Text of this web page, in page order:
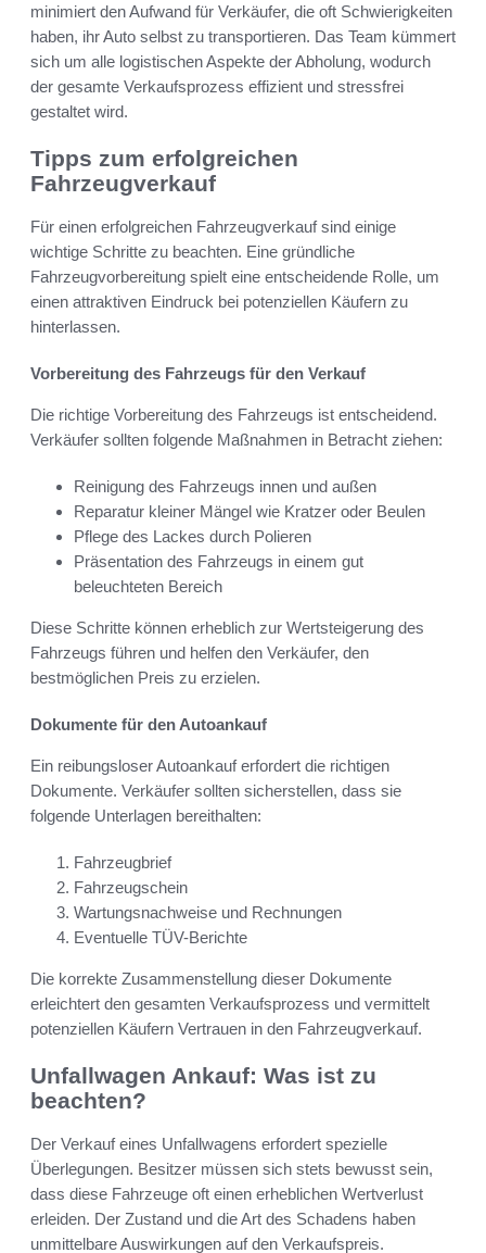
minimiert den Aufwand für Verkäufer, die oft Schwierigkeiten
haben, ihr Auto selbst zu transportieren. Das Team kümmert
sich um alle logistischen Aspekte der Abholung, wodurch
der gesamte Verkaufsprozess effizient und stressfrei
gestaltet wird.
Tipps zum erfolgreichen
Fahrzeugverkauf
Für einen erfolgreichen Fahrzeugverkauf sind einige
wichtige Schritte zu beachten. Eine gründliche
Fahrzeugvorbereitung spielt eine entscheidende Rolle, um
einen attraktiven Eindruck bei potenziellen Käufern zu
hinterlassen.
Vorbereitung des Fahrzeugs für den Verkauf
Die richtige Vorbereitung des Fahrzeugs ist entscheidend.
Verkäufer sollten folgende Maßnahmen in Betracht ziehen:
Reinigung des Fahrzeugs innen und außen
Reparatur kleiner Mängel wie Kratzer oder Beulen
Pflege des Lackes durch Polieren
Präsentation des Fahrzeugs in einem gut
beleuchteten Bereich
Diese Schritte können erheblich zur Wertsteigerung des
Fahrzeugs führen und helfen den Verkäufer, den
bestmöglichen Preis zu erzielen.
Dokumente für den Autoankauf
Ein reibungsloser Autoankauf erfordert die richtigen
Dokumente. Verkäufer sollten sicherstellen, dass sie
folgende Unterlagen bereithalten:
Fahrzeugbrief
Fahrzeugschein
Wartungsnachweise und Rechnungen
Eventuelle TÜV-Berichte
Die korrekte Zusammenstellung dieser Dokumente
erleichtert den gesamten Verkaufsprozess und vermittelt
potenziellen Käufern Vertrauen in den Fahrzeugverkauf.
Unfallwagen Ankauf: Was ist zu
beachten?
Der Verkauf eines Unfallwagens erfordert spezielle
Überlegungen. Besitzer müssen sich stets bewusst sein,
dass diese Fahrzeuge oft einen erheblichen Wertverlust
erleiden. Der Zustand und die Art des Schadens haben
unmittelbare Auswirkungen auf den Verkaufspreis.